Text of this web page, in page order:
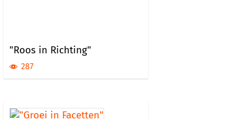
"Roos in Richting"
287